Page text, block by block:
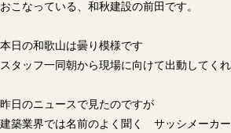
おこなっている、和秋建設の前田です。
本日の和歌山は曇り模様です
スタッフ一同朝から現場に向けて出動してく
昨日のニュースで見たのですが
建築業界では名前のよく聞く サッシメーカ